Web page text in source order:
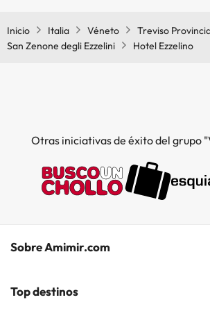
Inicio Italia Véneto
Treviso
San Zenone degli Ezzelini
Hotel Ezzelino
Otras iniciativas de éxito del grupo
Sobre Amimir.com
¿Quiénes somos?
Top destinos